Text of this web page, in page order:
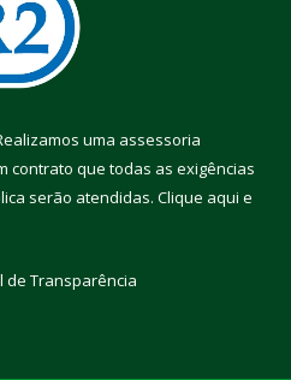
uma assessoria
contrato que todas as exigências
serão atendidas. Clique aqui e
de Transparência